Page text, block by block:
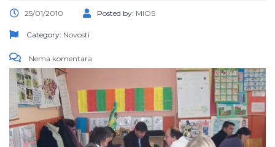
25/01/2010 Posted by: MIOS
Category: Novosti
Nema komentara